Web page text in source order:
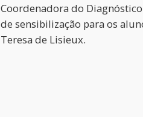
Coordenadora do
de sensibilização para os
Teresa de Lisieux.